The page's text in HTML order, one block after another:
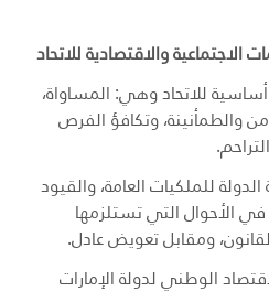
الاجتماعية والاقتصادية للاتحاد
مقومات أساسية للاتحاد وهي: المساواة،
والطمأنينة، وتكافؤ الفرص
على حماية الدولة للملكيات العامة، والقيود
في الأحوال التي تستلزمها
ومقابل تعويض عادل.
على إن الاقتصاد الوطني لدولة الإمارات